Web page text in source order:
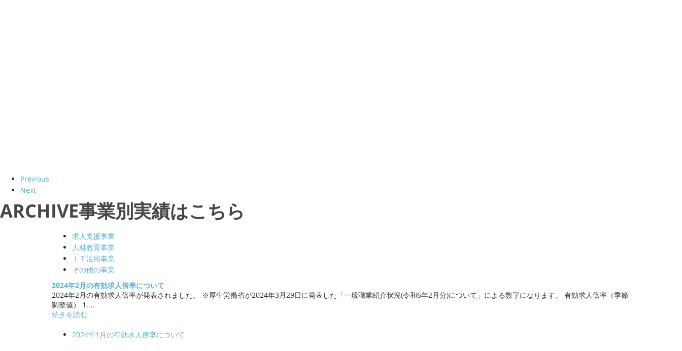
Previous
Next
ARCHIVE事業別実績はこちら
求人支援事業
人材教育事業
ＩＴ活用事業
その他の事業
2024年2月の有効求人倍率について
2024年2月の有効求人倍率が発表されました。 ※厚生労働省が2024年3月29日に発表した「一般職業紹介状況(令和6年2月分)について」による数字になります。 有効求人倍率（季節
調整値） 1....
続きを読む
2024年1月の有効求人倍率について